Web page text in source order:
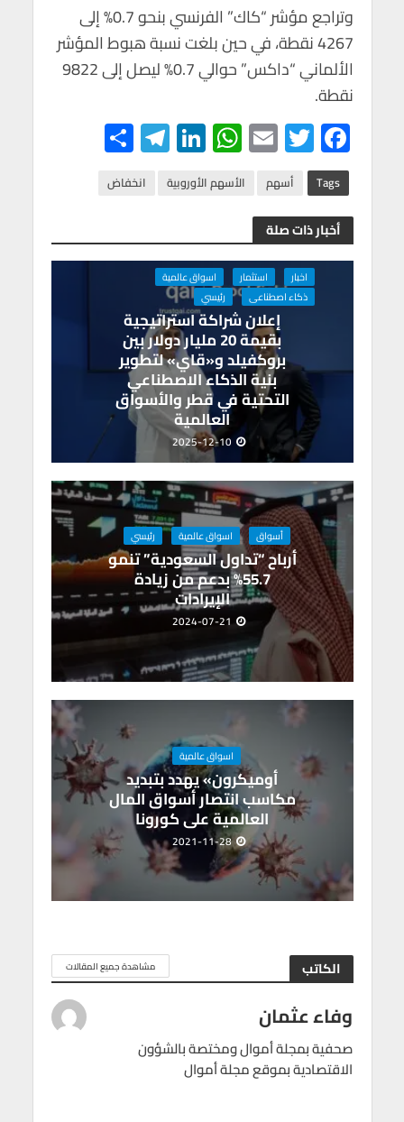
وتراجع مؤشر “كاك” الفرنسي بنحو 0.7% إلى
4267 نقطة، في حين بلغت نسبة هبوط المؤشر
الألماني “داكس” حوالي 0.7% ليصل إلى 9822
نقطة.
F
ac
e
b
o
o
k
T
wi
tt
er
E
m
ail
W
h
at
A
p
p
Li
n
ke
n
Te
le
gr
m
Tags أسهم الأسهم الأوروبية انخفاض
أخبار ذات صلة
اخبار استثمار
اسواق عالمية
ذكاء اصطناعى
رئيسي
إعلان شراكة استراتيجية
بقيمة 20 مليار دولار بين
بروكفيلد و«قاي» لتطوير
بنية الذكاء الاصطناعي
التحتية في قطر والأسواق
العالمية
2025-12-10
أسواق اسواق عالمية رئيسي
أرباح “تداول السعودية” تنمو
55.7% بدعم من زيادة
الإيرادات
2024-07-21
اسواق عالمية
أوميكرون» يهدد بتبديد
مكاسب انتصار أسواق المال
العالمية على كورونا
2021-11-28
الكاتب مشاهدة جميع المقالات
وفاء عثمان
صحفية بمجلة أموال ومختصة بالشؤون
الاقتصادية بموقع مجلة أموال